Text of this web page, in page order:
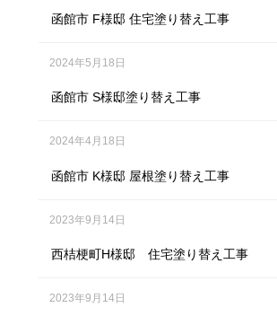
函館市 F様邸 住宅塗り替え工事
2024年5月18日
函館市 S様邸塗り替え工事
2024年4月18日
函館市 K様邸 屋根塗り替え工事
2023年9月14日
西桔梗町H様邸 住宅塗り替え工事
2023年9月14日